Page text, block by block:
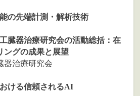
の先端計測・解析技術
臓器治療研究会の活動総括：在
ングの成果と展望
治療研究会
ける信頼されるAI